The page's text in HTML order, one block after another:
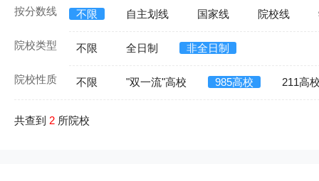
按分数线 不限 自主划线 国家线 院校线
院校类型 不限 全日制 非全日制
院校性质 不限 "双一流"高校 985高校 211高
共查到 2 所院校